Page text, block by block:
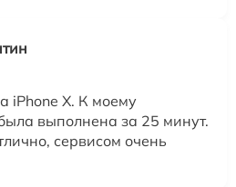
iPhone X. К моему
выполнена за 25 минут.
сервисом очень